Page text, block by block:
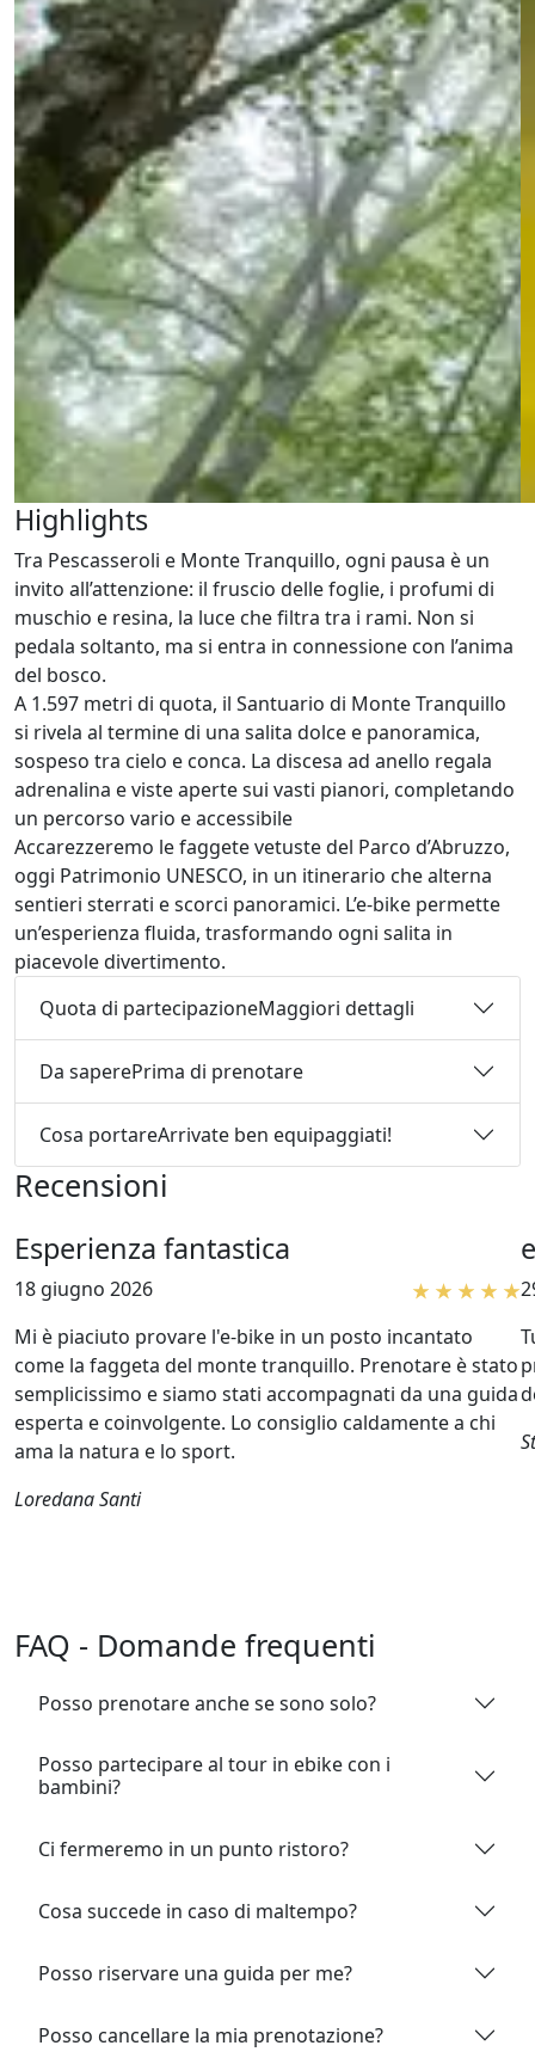
Highlights
Tra Pescasseroli e Monte Tranquillo, ogni pausa è un
invito all’attenzione: il fruscio delle foglie, i profumi di
muschio e resina, la luce che filtra tra i rami. Non si
pedala soltanto, ma si entra in connessione con l’anima
del bosco.
A 1.597 metri di quota, il Santuario di Monte Tranquillo
si rivela al termine di una salita dolce e panoramica,
sospeso tra cielo e conca. La discesa ad anello regala
adrenalina e viste aperte sui vasti pianori, completando
un percorso vario e accessibile
Accarezzeremo le faggete vetuste del Parco d’Abruzzo,
oggi Patrimonio UNESCO, in un itinerario che alterna
sentieri sterrati e scorci panoramici. L’e-bike permette
un’esperienza fluida, trasformando ogni salita in
piacevole divertimento.
Quota di partecipazioneMaggiori dettagli
Da saperePrima di prenotare
Cosa portareArrivate ben equipaggiati!
Recensioni
Esperienza fantastica
18 giugno 2026
Mi è piaciuto provare l'e-bike in un posto incantato
come la faggeta del monte tranquillo. Prenotare è stato
semplicissimo e siamo stati accompagnati da una guida
esperta e coinvolgente. Lo consiglio caldamente a chi
ama la natura e lo sport.
Loredana Santi
FAQ - Domande frequenti
Posso prenotare anche se sono solo?
Posso partecipare al tour in ebike con i
bambini?
Ci fermeremo in un punto ristoro?
Cosa succede in caso di maltempo?
Posso riservare una guida per me?
Posso cancellare la mia prenotazione?